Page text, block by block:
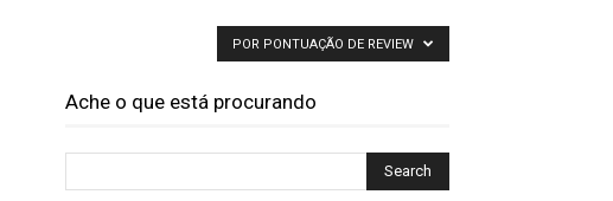
POR PONTUAÇÃO DE REVIEW
Ache o que está procurando